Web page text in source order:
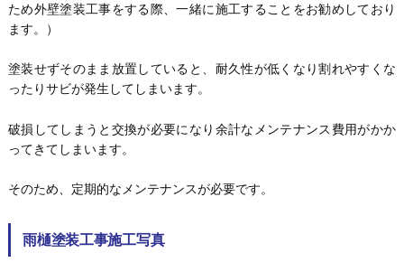
ため外壁塗装工事をする際、一緒に施工することをお勧めしており
ます。）
塗装せずそのまま放置していると、耐久性が低くなり割れやすくな
ったりサビが発生してしまいます。
破損してしまうと交換が必要になり余計なメンテナンス費用がかか
ってきてしまいます。
そのため、定期的なメンテナンスが必要です。
雨樋塗装工事施工写真